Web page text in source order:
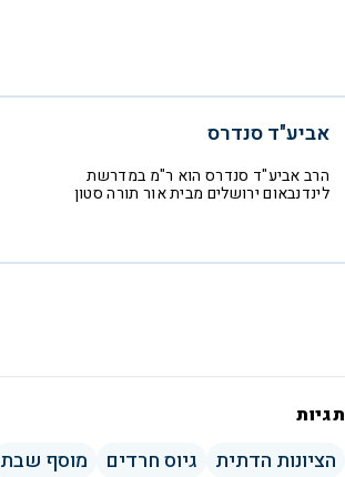
אביע"ד סנדרס
הרב אביע"ד סנדרס הוא ר"מ במדרשת
לינדנבאום ירושלים מבית אור תורה סטון
תגיות
הציונות הדתית גיוס חרדים מוסף שבת